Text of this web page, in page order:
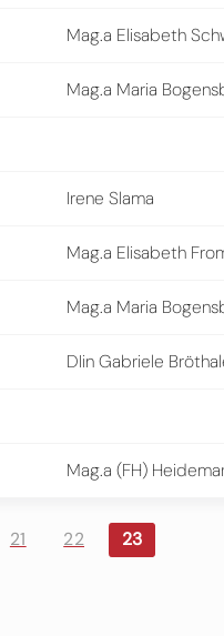
Mag.a Elisabeth
Mag.a Maria
Irene Slama
Mag.a Elisabeth
Mag.a Maria
DIin Gabriele
Mag.a (FH)
21 22 23